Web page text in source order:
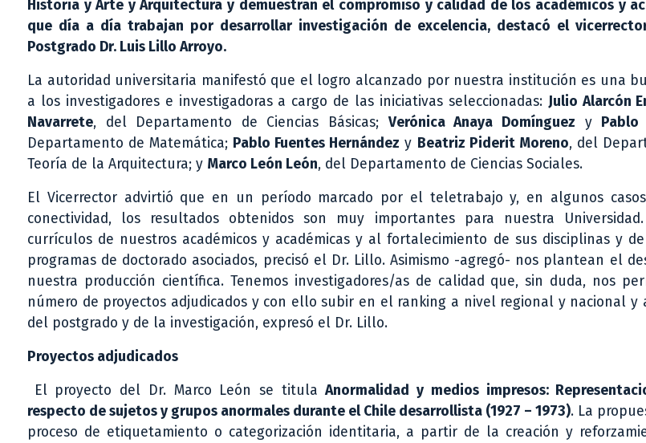
Historia y Arte y Arquitectura y demuestran el compromiso y calidad de los académicos y
que día a día trabajan por desarrollar investigación de excelencia, destacó el
Postgrado Dr. Luis Lillo Arroyo.
La autoridad universitaria manifestó que el logro alcanzado por nuestra institución es una
a los investigadores e investigadoras a cargo de las iniciativas seleccionadas: Julio Alarcón
Navarrete, del Departamento de Ciencias Básicas;Verónica Anaya Domínguez y Pablo
Departamento de Matemática; Pablo Fuentes Hernández y Beatriz Piderit Moreno, del
Teoría de la Arquitectura; y Marco León León, del Departamento de Ciencias Sociales.
El Vicerrector advirtió que en un período marcado por el teletrabajo y, en algunos
conectividad, los resultados obtenidos son muy importantes para nuestra
currículos de nuestros académicos y académicas y al fortalecimiento de sus disciplinas y
programas de doctorado asociados, precisó el Dr. Lillo. Asimismo -agregó- nos plantean el
nuestra producción científica. Tenemos investigadores/as de calidad que, sin duda, nos
número de proyectos adjudicados y con ello subir en el ranking a nivel regional y nacional
del postgrado y de la investigación, expresó el Dr. Lillo.
Proyectos adjudicados
El proyecto del Dr. Marco León se titulaAnormalidad y medios impresos:
respecto de sujetos y grupos anormales durante el Chile desarrollista (1927 – 1973). La
proceso de etiquetamiento o categorización identitaria, a partir de la creación y